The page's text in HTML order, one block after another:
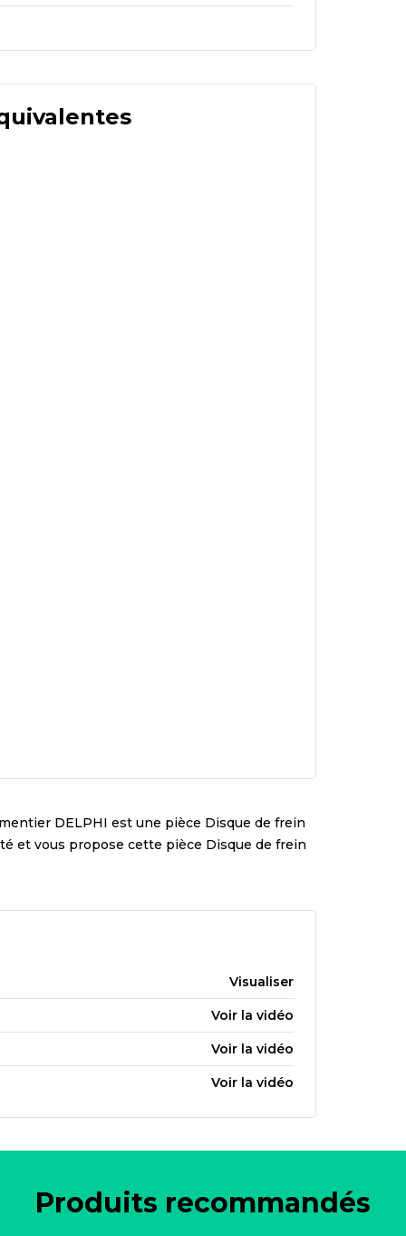
DELPHI est une pièce Disque de frein
et vous propose cette pièce Disque de frein
Visualiser
Voir la vidéo
Voir la vidéo
Voir la vidéo
Produits recommandés